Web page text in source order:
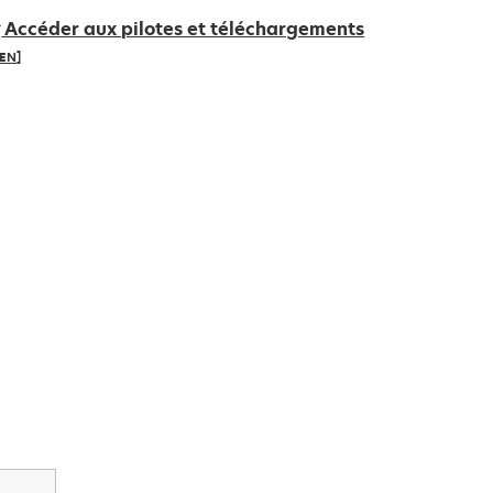
Accéder aux pilotes et téléchargements